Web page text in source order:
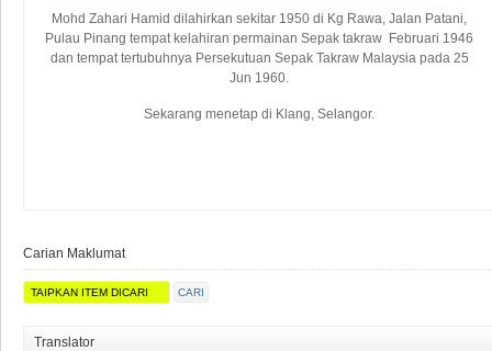
Mohd Zahari Hamid dilahirkan sekitar 1950 di Kg Rawa, Jalan Patani,
Pulau Pinang tempat kelahiran permainan Sepak takraw Februari 1946
dan tempat tertubuhnya Persekutuan Sepak Takraw Malaysia pada 25
Jun 1960.
Sekarang menetap di Klang, Selangor.
Carian Maklumat
Translator